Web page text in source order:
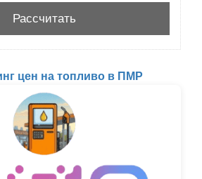
цен на топливо в ПМР